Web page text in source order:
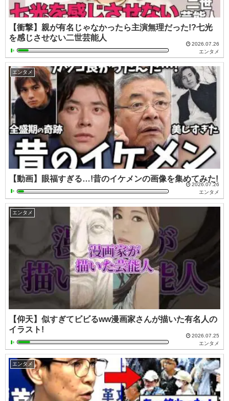
【衝撃】親が有名じゃなかったら主演無理だった!?七光
を感じさせない二世芸能人
2026.07.26
エンタメ
エンタメ
【動画】眼福すぎる…!昔のイケメンの画像を集めてみた!
2026.07.26
エンタメ
エンタメ
【仰天】似すぎてビビるww漫画家さんが描いた有名人の
イラスト!
2026.07.25
エンタメ
エンタメ